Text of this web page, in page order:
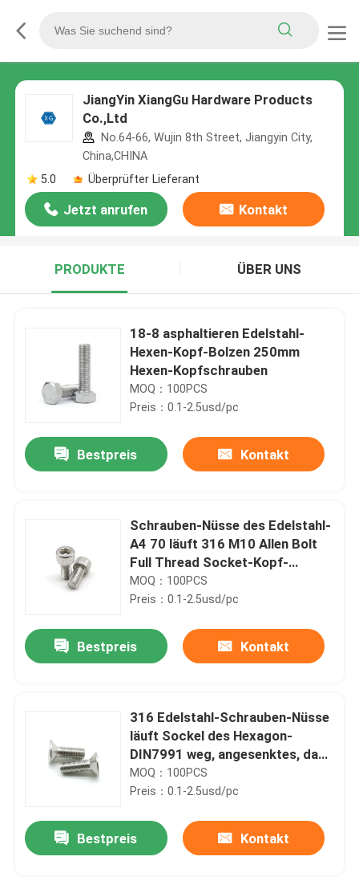
JiangYin XiangGu Hardware Products
Co.,Ltd
No.64-66, Wujin 8th Street, Jiangyin City,
China,CHINA
5.0
Überprüfter Lieferant
Jetzt anrufen Kontakt
PRODUKTE ÜBER UNS
18-8 asphaltieren Edelstahl-
Hexen-Kopf-Bolzen 250mm
Hexen-Kopfschrauben
MOQ：100PCS
Preis：0.1-2.5usd/pc
Bestpreis Kontakt
Schrauben-Nüsse des Edelstahl-
A4 70 läuft 316 M10 Allen Bolt
Full Thread Socket-Kopf-
Kopfschrauben DIN912 weg
MOQ：100PCS
Preis：0.1-2.5usd/pc
Bestpreis Kontakt
316 Edelstahl-Schrauben-Nüsse
läuft Sockel des Hexagon-
DIN7991 weg, angesenktes, das
HauptM16 M10 M8 M4
kopfschraube
MOQ：100PCS
Preis：0.1-2.5usd/pc
Bestpreis Kontakt